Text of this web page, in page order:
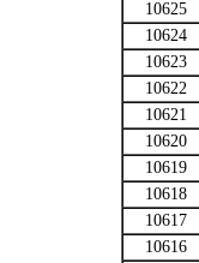
10625
10624
10623
10622
10621
10620
10619
10618
10617
10616